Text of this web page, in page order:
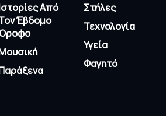
Από
Έβδομο
Στήλες
Τεχνολογία
Υγεία
Φαγητό